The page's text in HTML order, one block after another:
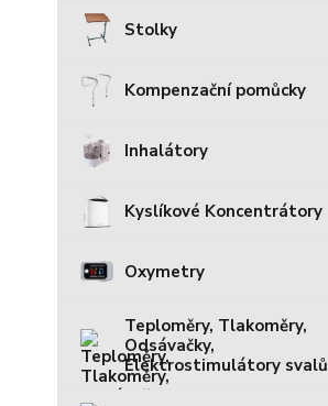
Stolky
Kompenzační pomůcky
Inhalátory
Kyslíkové Koncentrátory
Oxymetry
Teploměry, Tlakoměry,
Odsávačky,
Elektrostimulátory svalů